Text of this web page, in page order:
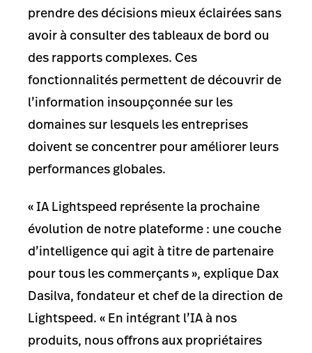
prendre des décisions mieux éclairées sans
avoir à consulter des tableaux de bord ou
des rapports complexes. Ces
fonctionnalités permettent de découvrir de
l’information insoupçonnée sur les
domaines sur lesquels les entreprises
doivent se concentrer pour améliorer leurs
performances globales.
« IA Lightspeed représente la prochaine
évolution de notre plateforme : une couche
d’intelligence qui agit à titre de partenaire
pour tous les commerçants », explique Dax
Dasilva, fondateur et chef de la direction de
Lightspeed. « En intégrant l’IA à nos
produits, nous offrons aux propriétaires